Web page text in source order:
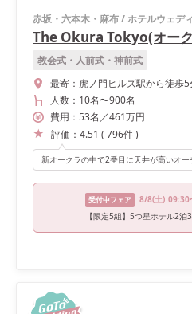
赤坂・六本木・麻布/ホテルウェデ
The Okura Tokyo(オー
教会式・人前式・神前式
最寄： 虎ノ門ヒルズ駅から徒歩5
人数： 10名〜900名
費用： 53名 ／461万円
評価： 4.51 ( 796件)
受付中フェア 8/8(土) 09:30